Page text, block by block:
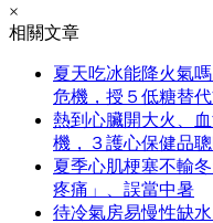
×
相關文章
夏天吃冰能降火氣
危機，授５低糖替
熱到心臟開大火、
機，３護心保健品
夏季心肌梗塞不輸
疼痛」、誤當中暑
待冷氣房易慢性缺